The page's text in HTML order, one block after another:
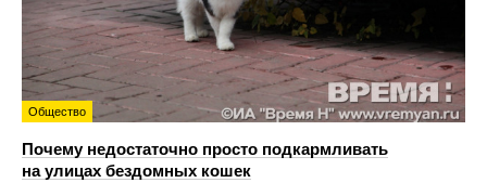
Общество
Почему недостаточно просто подкармливать
на улицах бездомных кошек